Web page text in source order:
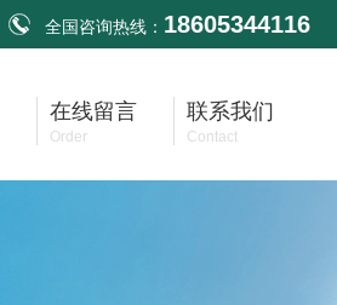
全国咨询热线： 18605344116
在线留言
Order
联系我们
Contact